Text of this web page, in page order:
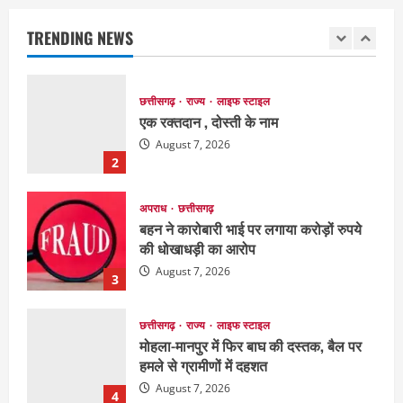
TRENDING NEWS
2
3
बहन ने कारोबारी भाई पर लगाया करोड़ों रुपये
की धोखाधड़ी का आरोप
August 7, 2026
4
छत्तीसगढ़ राज्य
मोहला-मानपुर में फिर बाघ की दस्तक, बैल पर
हमले से ग्रामीणों में दहशत
August 7, 2026
5
अपराध देश राज्य
बहुचर्चित अंकित कश्यप हत्याकांड : 33 लोगों के
खिलाफ FIR
August 7, 2026